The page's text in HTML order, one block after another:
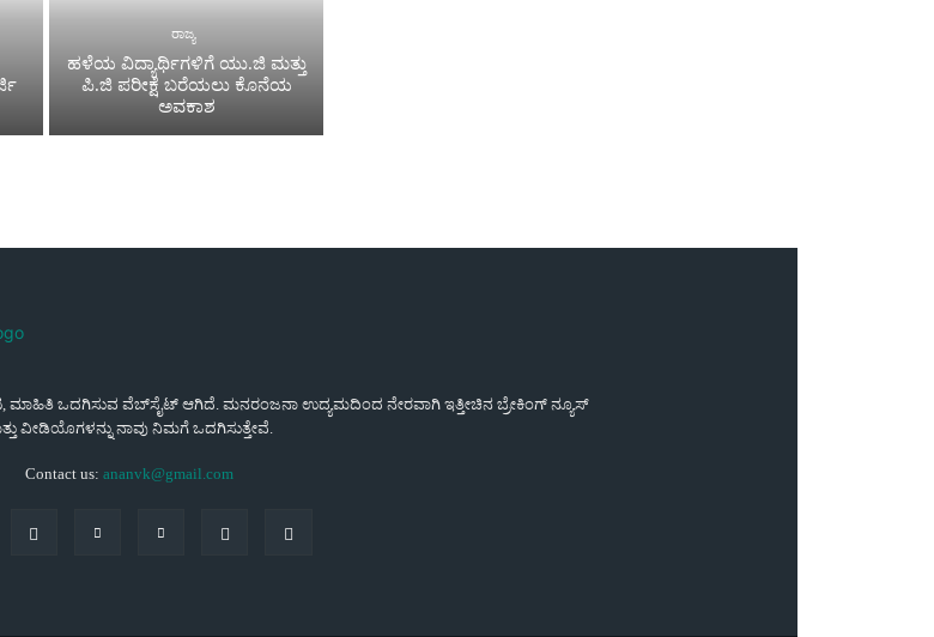
ರಾಜ್ಯ
ಹಳೆಯ ವಿದ್ಯಾರ್ಥಿಗಳಿಗೆ ಯು.ಜಿ ಮತ್ತು
ಪಿ.ಜಿ ಪರೀಕ್ಷೆ ಬರೆಯಲು ಕೊನೆಯ
ಅವಕಾಶ
ಮಾಹಿತಿ ಒದಗಿಸುವ ವೆಬ್‌ಸೈಟ್ ಆಗಿದೆ. ಮನರಂಜನಾ ಉದ್ಯಮದಿಂದ ನೇರವಾಗಿ ಇತ್ತೀಚಿನ ಬ್ರೇಕಿಂಗ್ ನ್ಯೂಸ್
ವೀಡಿಯೊಗಳನ್ನು ನಾವು ನಿಮಗೆ ಒದಗಿಸುತ್ತೇವೆ.
Contact us: ananvk@gmail.com